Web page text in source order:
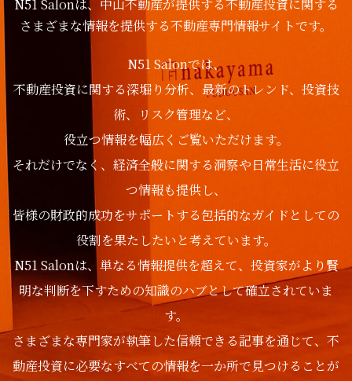
N51 Salonは、中山不動産が提供する不動産投資に関する
さまざまな情報を提供する不動産専門情報サイトです。
N51 Salonでは、
不動産投資に関する深堀り分析、最新のトレンド、投資技
術、リスク管理など、
役立つ情報を幅広くご覧いただけます。
それだけでなく、経済全般に関する洞察や日常生活に役立
つ情報も提供し、
皆様の財政的成功をサポートする包括的なガイドとしての
役割を果たしたいと考えています。
N51 Salonは、単なる情報提供を超えて、投資家がより賢
明な判断を下すための知識のハブとして確立されていま
す。
さまざまな専門家が執筆した信頼できる記事を通じて、不
動産投資に必要なすべての情報を一か所で見つけることが